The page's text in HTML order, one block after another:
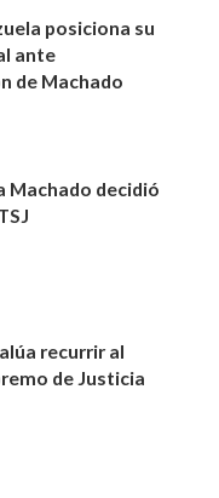
posiciona su
ante
de Machado
Machado decidió
recurrir al
de Justicia